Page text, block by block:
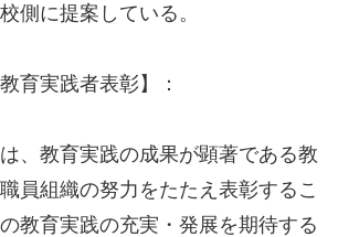
側に提案している。
育実践者表彰】：
、教育実践の成果が顕著である教
員組織の努力をたたえ表彰するこ
教育実践の充実・発展を期待する